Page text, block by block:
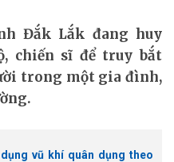
Đắk Lắk đang huy
chiến sĩ để truy bắt
trong một gia đình,
vũ khí quân dụng theo